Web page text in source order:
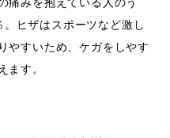
。ヒザはスポーツなど激し
やすいため、ケガをしやす
ます。